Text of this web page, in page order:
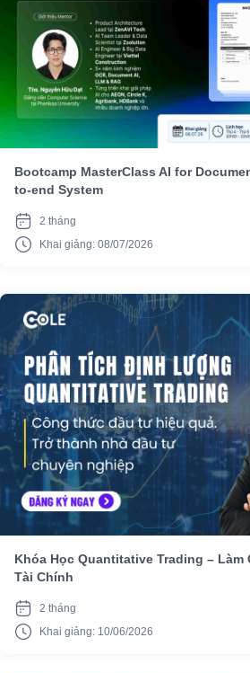
Bootcamp MasterClass AI for
to-end System
2 tháng
Khai giảng: 08/07/2026
Khóa Học Quantitative Trading –
Tài Chính
2 tháng
Khai giảng: 10/06/2026